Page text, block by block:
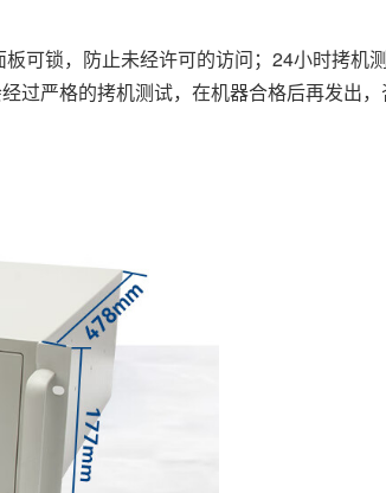
可锁，防止未经许可的访问；24小时拷机测
过严格的拷机测试，在机器合格后再发出，